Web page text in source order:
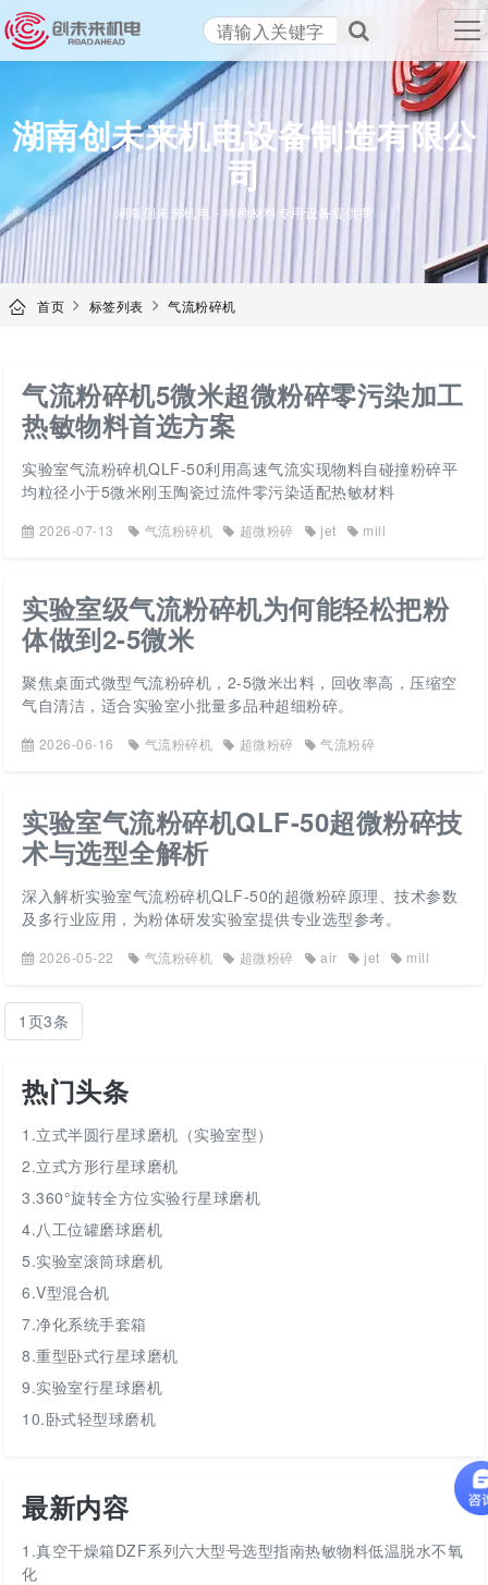
湖南创未来机电设备制造有限公
司
TENCAN
湖南创未来机电 - 特种材料专用设备提供商
首页 标签列表 气流粉碎机
气流粉碎机5微米超微粉碎零污染加工
热敏物料首选方案
实验室气流粉碎机QLF-50利用高速气流实现物料自碰撞粉碎平
均粒径小于5微米刚玉陶瓷过流件零污染适配热敏材料
2026-07-13 气流粉碎机 超微粉碎 jet mill
实验室级气流粉碎机为何能轻松把粉
体做到2-5微米
聚焦桌面式微型气流粉碎机，2-5微米出料，回收率高，压缩空
气自清洁，适合实验室小批量多品种超细粉碎。
2026-06-16 气流粉碎机 超微粉碎 气流粉碎
实验室气流粉碎机QLF-50超微粉碎技
术与选型全解析
深入解析实验室气流粉碎机QLF-50的超微粉碎原理、技术参数
及多行业应用，为粉体研发实验室提供专业选型参考。
2026-05-22 气流粉碎机 超微粉碎 air jet mill
1页3条
热门头条
1.立式半圆行星球磨机（实验室型）
2.立式方形行星球磨机
3.360°旋转全方位实验行星球磨机
4.八工位罐磨球磨机
5.实验室滚筒球磨机
6.V型混合机
7.净化系统手套箱
8.重型卧式行星球磨机
9.实验室行星球磨机
10.卧式轻型球磨机
最新内容
1.真空干燥箱DZF系列六大型号选型指南热敏物料低温脱水不氧
化